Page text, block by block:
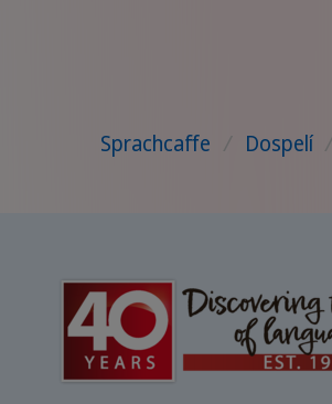
Sprachcaffe / Dospelí /